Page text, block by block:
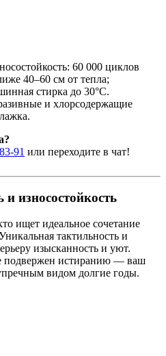
60 000 циклов
40–60 см от тепла;
стирка до 30°C.
и хлорсодержащие
91 или переходите в чат!
износостойкость
ищет идеальное сочетание
тактильность и
изысканность и уют.
подвержен истиранию — ваш
видом долгие годы.